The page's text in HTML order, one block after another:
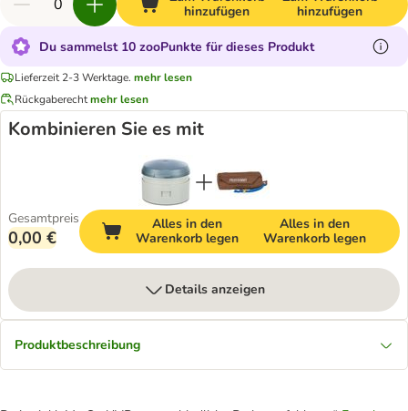
hinzufügen
hinzufügen
Du sammelst 10 zooPunkte für dieses Produkt
Lieferzeit 2-3 Werktage. mehr lesen
Rückgaberechtmehr lesen
Kombinieren Sie es mit
Gesamtpreis
0,00 €
Alles in den
Warenkorb legen
Alles in den
Warenkorb legen
Details anzeigen
Produktbeschreibung